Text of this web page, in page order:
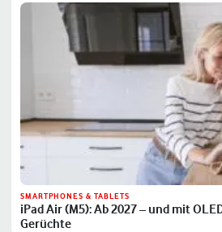
SMARTPHONES & TABLETS
iPad Air (M5): Ab 2027 – und mit
Gerüchte